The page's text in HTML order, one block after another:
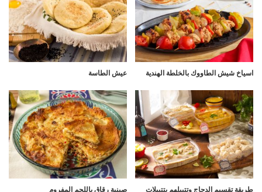
اسياخ شيش الطاووك بالخلطة الهندية عيش الطاسة
طريقة تقسيم الدجاج وتتبيلهم بتتبيلات
صينية رقاق باللحم المفروم